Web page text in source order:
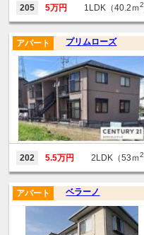
205 5万円 1LDK（40.2ｍ2
プリムローズ
アパート
202 5.5万円 2LDK（53ｍ2
ベラーノ
アパート